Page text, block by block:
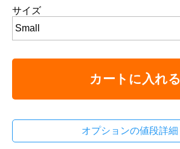
サイズ
カートに入れる
オプションの値段詳細